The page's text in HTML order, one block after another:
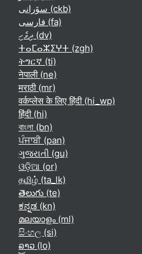
سۆرانی ‎(ckb)‎
فارسی ‎(fa)‎
ދިވެހި ‎(dv)‎
ⵜⴰⵎⴰⵣⵉⵖⵜ ‎(zgh)‎
ትግርኛ ‎(ti)‎
नेपाली ‎(ne)‎
मराठी ‎(mr)‎
वर्कप्लेस के लिए हिंदी ‎(hi_wp)‎
हिंदी ‎(hi)‎
বাংলা ‎(bn)‎
ਪੰਜਾਬੀ ‎(pan)‎
ગુજરાતી ‎(gu)‎
ଓଡ଼ିଆ ‎(or)‎
தமிழ் ‎(ta_lk)‎
తెలుగు ‎(te)‎
ಕನ್ನಡ ‎(kn)‎
മലയാളം ‎(ml)‎
සිංහල ‎(si)‎
ລາວ ‎(lo)‎